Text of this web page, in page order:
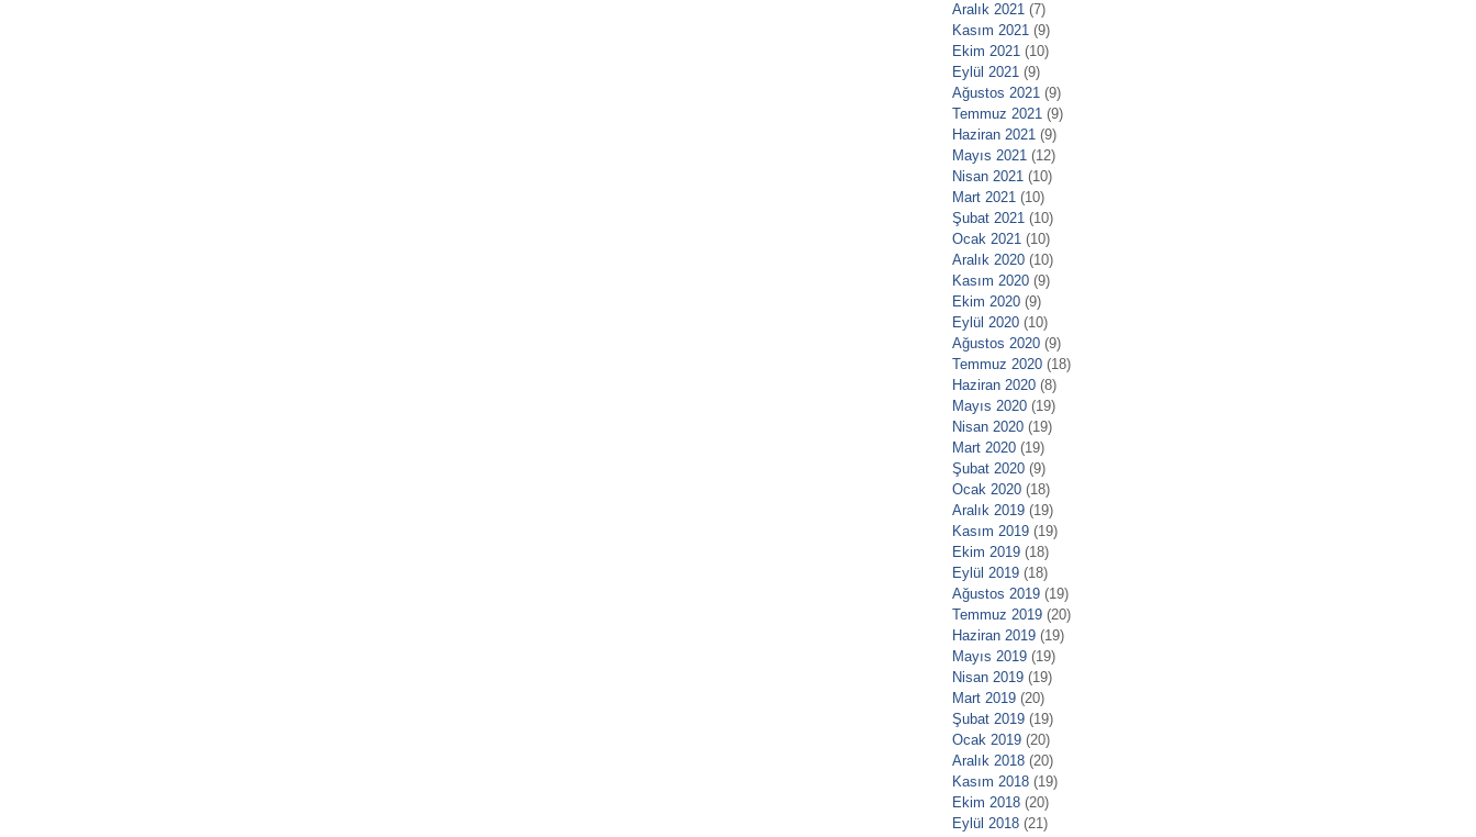
Aralık 2021 (7)
Kasım 2021 (9)
Ekim 2021 (10)
Eylül 2021 (9)
Ağustos 2021 (9)
Temmuz 2021 (9)
Haziran 2021 (9)
Mayıs 2021 (12)
Nisan 2021 (10)
Mart 2021 (10)
Şubat 2021 (10)
Ocak 2021 (10)
Aralık 2020 (10)
Kasım 2020 (9)
Ekim 2020 (9)
Eylül 2020 (10)
Ağustos 2020 (9)
Temmuz 2020 (18)
Haziran 2020 (8)
Mayıs 2020 (19)
Nisan 2020 (19)
Mart 2020 (19)
Şubat 2020 (9)
Ocak 2020 (18)
Aralık 2019 (19)
Kasım 2019 (19)
Ekim 2019 (18)
Eylül 2019 (18)
Ağustos 2019 (19)
Temmuz 2019 (20)
Haziran 2019 (19)
Mayıs 2019 (19)
Nisan 2019 (19)
Mart 2019 (20)
Şubat 2019 (19)
Ocak 2019 (20)
Aralık 2018 (20)
Kasım 2018 (19)
Ekim 2018 (20)
Eylül 2018 (21)